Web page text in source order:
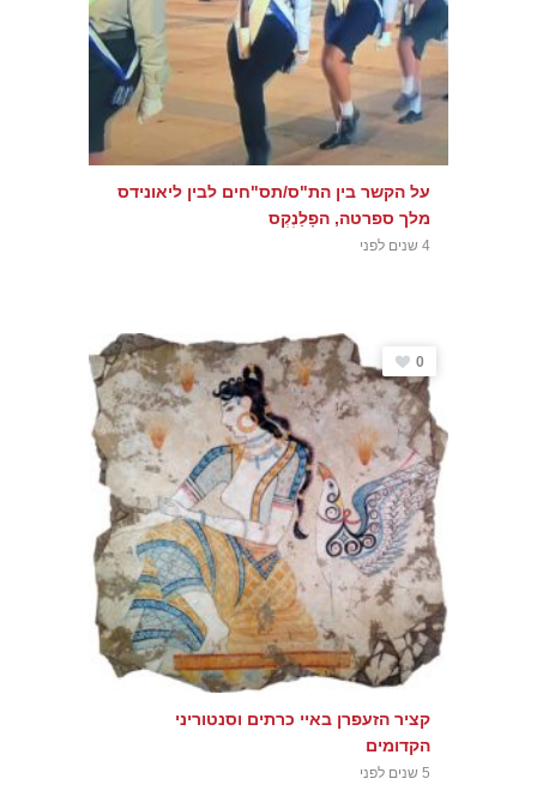
על הקשר בין הת"ס/תס"חים לבין ליאונידס
מלך ספרטה, הפָלַנְקְס
4 שנים לפני
0
קציר הזעפרן באיי כרתים וסנטוריני
הקדומים
5 שנים לפני